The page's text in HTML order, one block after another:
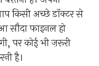
किसी अच्छे डॉक्टर से
सौदा फाइनल हो
पर कोई भी ज़रूरी
है।